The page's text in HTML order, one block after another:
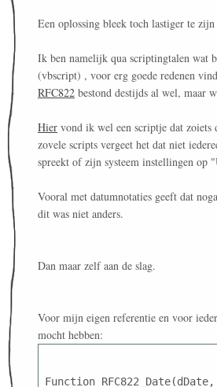
Een oplossing bleek toch lastiger te
Ik ben namelijk qua scriptingtalen wat
(vbscript) , voor erg goede redenen
RFC822 bestond destijds al wel, maar
Hier vond ik wel een scriptje dat zoiets
zovele scripts vergeet het dat niet
spreekt of zijn systeem instellingen op
Vooral met datumnotaties geeft dat
dit was niet anders.
Dan maar zelf aan de slag.
Voor mijn eigen referentie en voor
mocht hebben:
Function